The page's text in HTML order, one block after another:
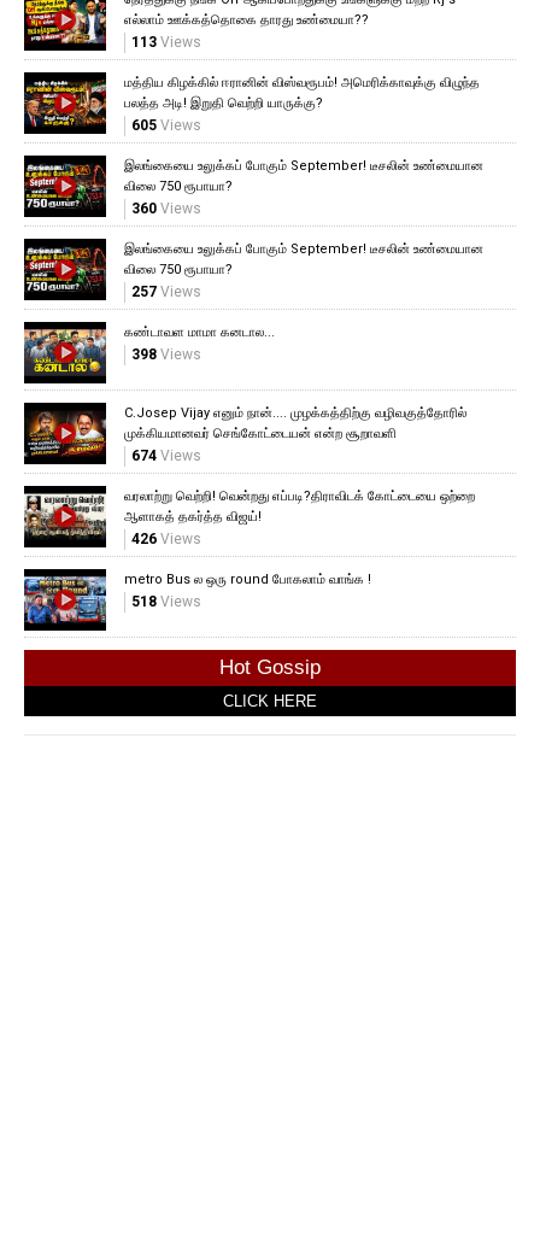
எல்லாம் ஊக்கத்தொகை தாரது உண்மையா??
113Views
மத்திய கிழக்கில் ஈரானின் விஸ்வரூபம்! அமெரிக்காவுக்கு விழுந்த
பலத்த அடி! இறுதி வெற்றி யாருக்கு?
605Views
இலங்கையை உலுக்கப் போகும் September! டீசலின் உண்மையான
விலை 750 ரூபாயா?
360Views
இலங்கையை உலுக்கப் போகும் September! டீசலின் உண்மையான
விலை 750 ரூபாயா?
257Views
கண்டாவள மாமா கனடால...
398Views
C.Josep Vijay எனும் நான்.... முழக்கத்திற்கு வழிவகுத்தோரில்
முக்கியமானவர் செங்கோட்டையன் என்ற சூறாவளி
674Views
வரலாற்று வெற்றி! வென்றது எப்படி?திராவிடக் கோட்டையை ஒற்றை
ஆளாகத் தகர்த்த விஜய்!
426Views
metro Bus ல ஒரு round போகலாம் வாங்க !
518Views
Hot Gossip
CLICK HERE